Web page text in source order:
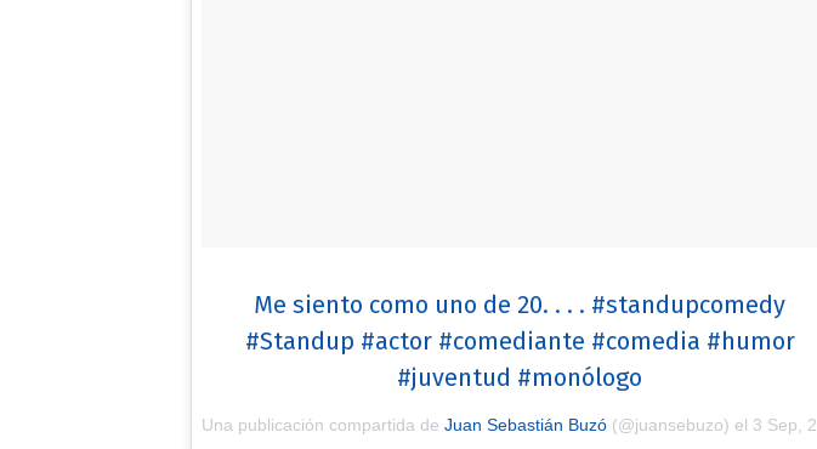
Me siento como uno de 20. . . . #standupcomedy
#Standup #actor #comediante #comedia #humor
#juventud #monólogo
Una publicación compartida de Juan Sebastián Buzó (@juansebuzo) el 3 Sep, 2018 a las 9:55 PDT